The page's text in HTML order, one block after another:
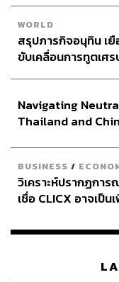
ร้าน Moga
ทรีตเมนต์
Reborn ราคาผม
บาท
ทรีตเมนต์ Moga
ผมสั้น 5,500 บา
เวลาเปิด-ปิด:
สามารถนัดเข้าม
@moga หรือโทร
0 2664 8890 (สาข
WORLD
สรุปภารกิจอนุทิน เยื
ขับเคลื่อนการทูตเศ
Navigating
Thailand and
BUSINESS /
วิเคราะห์ปรากฏกา
เชื่อ CLICX อาจเป็
เรือนไทยที่ถูกซุกไว้